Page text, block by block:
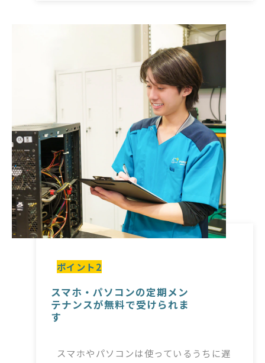
ポイント2
スマホ・パソコンの定期メン
テナンスが無料で受けられま
す
スマホやパソコンは使っているうちに遅